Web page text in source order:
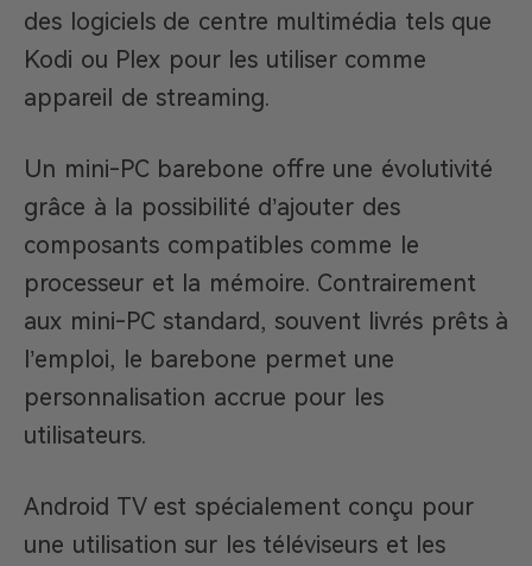
des logiciels de centre multimédia tels que
Kodi ou Plex pour les utiliser comme
appareil de streaming.
Un mini-PC barebone offre une évolutivité
grâce à la possibilité d’ajouter des
composants compatibles comme le
processeur et la mémoire. Contrairement
aux mini-PC standard, souvent livrés prêts à
l’emploi, le barebone permet une
personnalisation accrue pour les
utilisateurs.
Android TV est spécialement conçu pour
une utilisation sur les téléviseurs et les